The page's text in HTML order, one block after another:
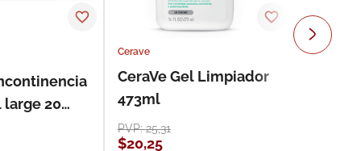
20
Cerave
CeraVe Gel Limpiador
473ml
PVP:25,31
$20,25